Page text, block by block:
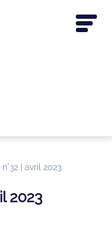
n°32 | avril 2023
2023